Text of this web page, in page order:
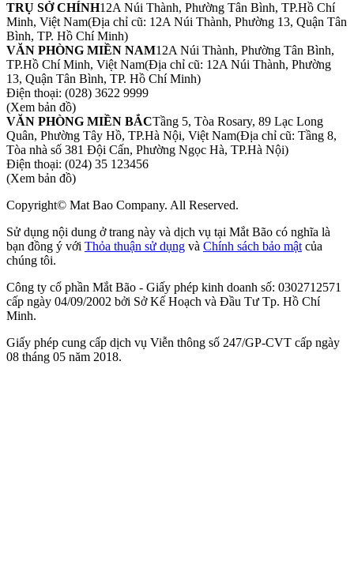
TRỤ SỞ CHÍNH12A Núi Thành, Phường Tân Bình, TP.Hồ Chí
Minh, Việt Nam(Địa chỉ cũ: 12A Núi Thành, Phường 13, Quận Tân
Bình, TP. Hồ Chí Minh)
VĂN PHÒNG MIỀN NAM12A Núi Thành, Phường Tân Bình,
TP.Hồ Chí Minh, Việt Nam(Địa chỉ cũ: 12A Núi Thành, Phường
13, Quận Tân Bình, TP. Hồ Chí Minh)
Điện thoại: (028) 3622 9999
(Xem bản đồ)
VĂN PHÒNG MIỀN BẮCTầng 5, Tòa Rosary, 89 Lạc Long
Quân, Phường Tây Hồ, TP.Hà Nội, Việt Nam(Địa chỉ cũ: Tầng 8,
Tòa nhà số 381 Đội Cấn, Phường Ngọc Hà, TP.Hà Nội)
Điện thoại: (024) 35 123456
(Xem bản đồ)
Copyright© Mat Bao Company. All Reserved.
Sử dụng nội dung ở trang này và dịch vụ tại Mắt Bão có nghĩa là
bạn đồng ý với Thỏa thuận sử dụng và Chính sách bảo mật của
chúng tôi.
Công ty cổ phần Mắt Bão - Giấy phép kinh doanh số: 0302712571
cấp ngày 04/09/2002 bởi Sở Kế Hoạch và Đầu Tư Tp. Hồ Chí
Minh.
Giấy phép cung cấp dịch vụ Viễn thông số 247/GP-CVT cấp ngày
08 tháng 05 năm 2018.